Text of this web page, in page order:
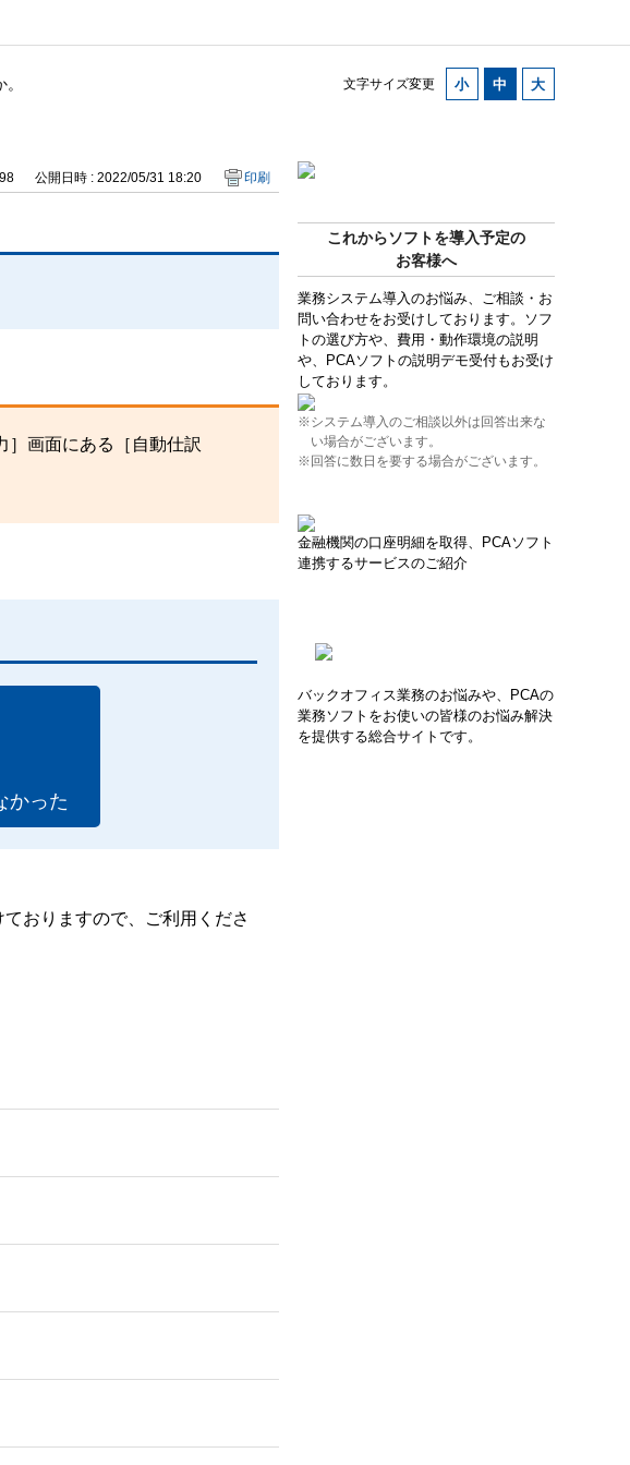
文字サイズ変更
これからソフトを導入予定の
お客様へ
業務システム導入のお悩み、ご相談・お
問い合わせをお受けしております。ソフ
トの選び方や、費用・動作環境の説明
や、PCAソフトの説明デモ受付もお受け
しております。
※システム導入のご相談以外は回答出来な
い場合がございます。
※回答に数日を要する場合がございます。
金融機関の口座明細を取得、PCAソフト
連携するサービスのご紹介
バックオフィス業務のお悩みや、PCAの
業務ソフトをお使いの皆様のお悩み解決
を提供する総合サイトです。
公開日時 : 2022/05/31 18:20 印刷
］画面にある［自動仕訳
かった
ておりますので、ご利用くださ